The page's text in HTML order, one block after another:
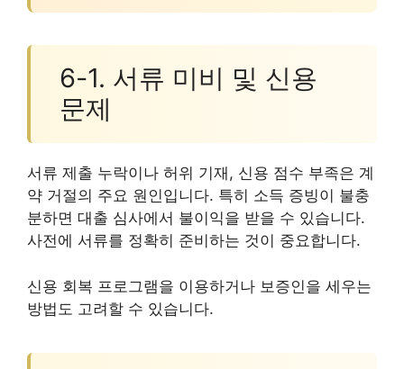
6-1. 서류 미비 및 신용
문제
서류 제출 누락이나 허위 기재, 신용 점수 부족은 계
약 거절의 주요 원인입니다. 특히 소득 증빙이 불충
분하면 대출 심사에서 불이익을 받을 수 있습니다.
사전에 서류를 정확히 준비하는 것이 중요합니다.
신용 회복 프로그램을 이용하거나 보증인을 세우는
방법도 고려할 수 있습니다.